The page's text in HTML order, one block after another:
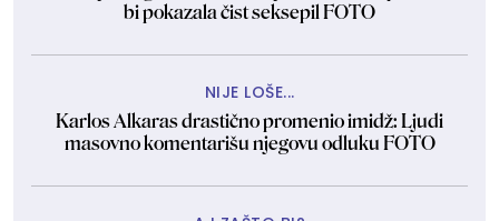
bi pokazala čist seksepil FOTO
NIJE LOŠE...
Karlos Alkaras drastično promenio imidž: Ljudi
masovno komentarišu njegovu odluku FOTO